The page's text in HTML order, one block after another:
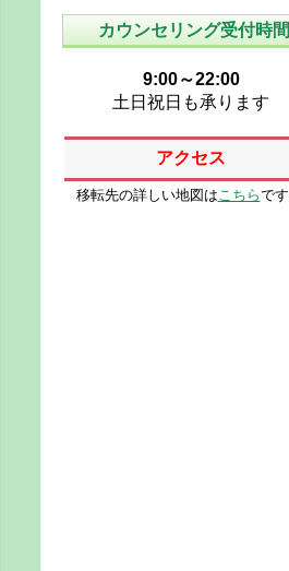
カウンセリング受付時間
9:00～22:00
土日祝日も承ります
アクセス
移転先の詳しい地図はこちらです